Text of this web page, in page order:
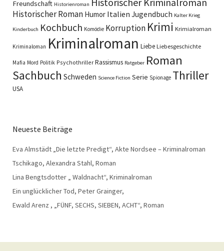
Freundschaft Historienroman
Historischer Roman Humor Italien Jugendbuch Kalter Krieg
Kinderbuch Kochbuch Komödie Korruption Krimi Krimialroman
Kriminaloman Kriminalroman Liebe Liebesgeschichte
Mafia Mord Politik Psychothriller Rassismus Ratgeber Roman
Sachbuch Schweden Science Fiction Serie Spionage Thriller
USA
Neueste Beiträge
Eva Almstädt „Die letzte Predigt“, Akte Nordsee – Kriminalroman
Tschikago, Alexandra Stahl, Roman
Lina Bengtsdotter „ Waldnacht“, Kriminalroman
Ein unglücklicher Tod, Peter Grainger,
Ewald Arenz , „FÜNF, SECHS, SIEBEN, ACHT“, Roman